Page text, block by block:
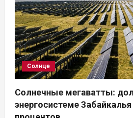
Солнце
Солнечные мегаватты:
энергосистеме